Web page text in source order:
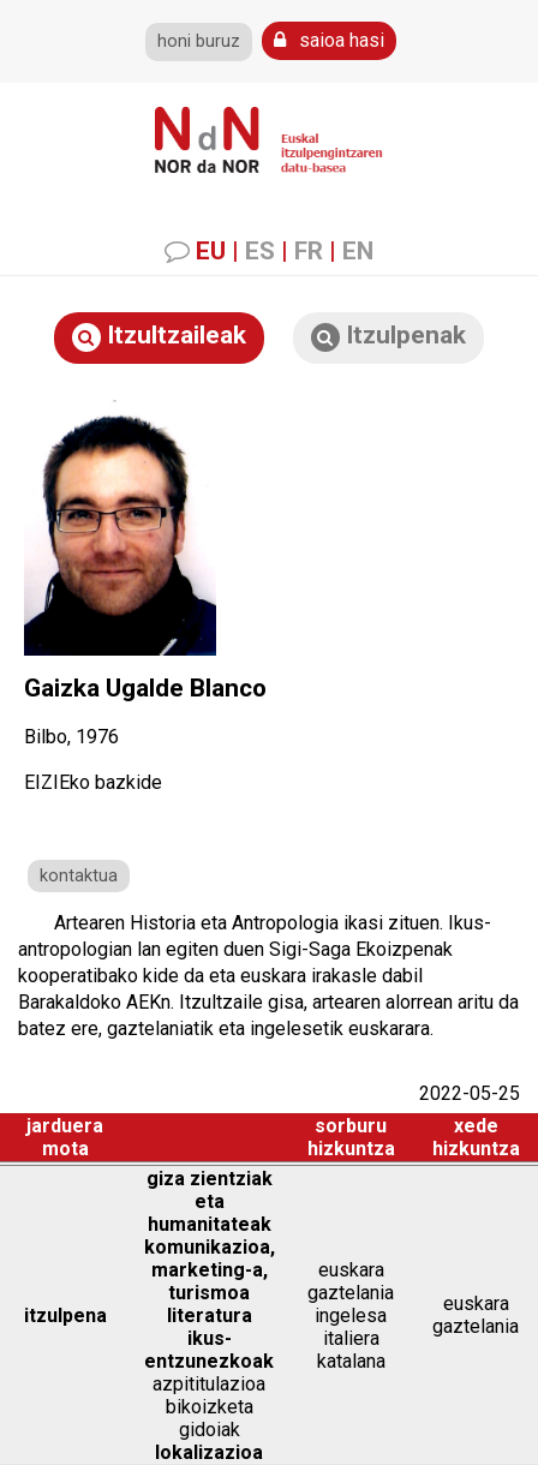
honi buruz saioa hasi
EU | ES | FR | EN
Itzultzaileak Itzulpenak
Gaizka Ugalde Blanco
Bilbo, 1976
EIZIEko bazkide
kontaktua
Artearen Historia eta Antropologia ikasi zituen. Ikus-
antropologian lan egiten duen Sigi-Saga Ekoizpenak
kooperatibako kide da eta euskara irakasle dabil
Barakaldoko AEKn. Itzultzaile gisa, artearen alorrean aritu da
batez ere, gaztelaniatik eta ingelesetik euskarara.
2022-05-25
jarduera
mota
sorburu
hizkuntza
xede
hizkuntza
itzulpena
giza zientziak
eta
humanitateak
komunikazioa,
marketing-a,
turismoa
literatura
ikus-
entzunezkoak
azpititulazioa
bikoizketa
gidoiak
lokalizazioa
euskara
gaztelania
ingelesa
italiera
katalana
euskara
gaztelania